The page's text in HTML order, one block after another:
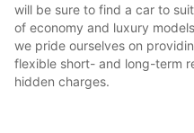
will be sure to find a car to
of economy and luxury
we pride ourselves on
flexible short- and long-term
hidden charges.